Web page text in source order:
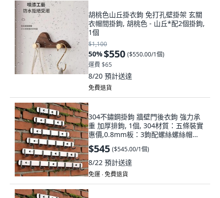
胡桃色山丘掛衣鉤 免打孔壁掛架 玄關
衣帽間掛鉤, 胡桃色 - 山丘*配2個掛鉤,
1個
$1,100
50%$550 ($550.00/1個)
運費 $65
8/20 預計送達
免費退貨
304不鏽鋼掛鉤 牆壁門後衣鉤 強力承
重 加厚排鉤, 1個, 304材質：五條裝實
惠價,0.8mm板：3鉤配螺絲螺絲帽
21cm
$545 ($545.00/1個)
8/22 預計送達
免運 ∙ 免費退貨